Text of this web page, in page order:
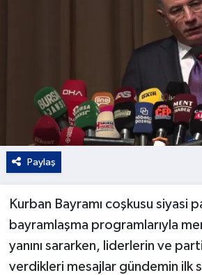
Paylaş
Kurban Bayramı coşkusu siyasi
bayramlaşma programlarıyla
yanını sararken, liderlerin ve
verdikleri mesajlar gündemin ilk